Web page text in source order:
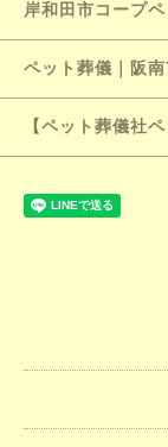
岸和田市コープ
ペット葬儀｜阪
【ペット葬儀社